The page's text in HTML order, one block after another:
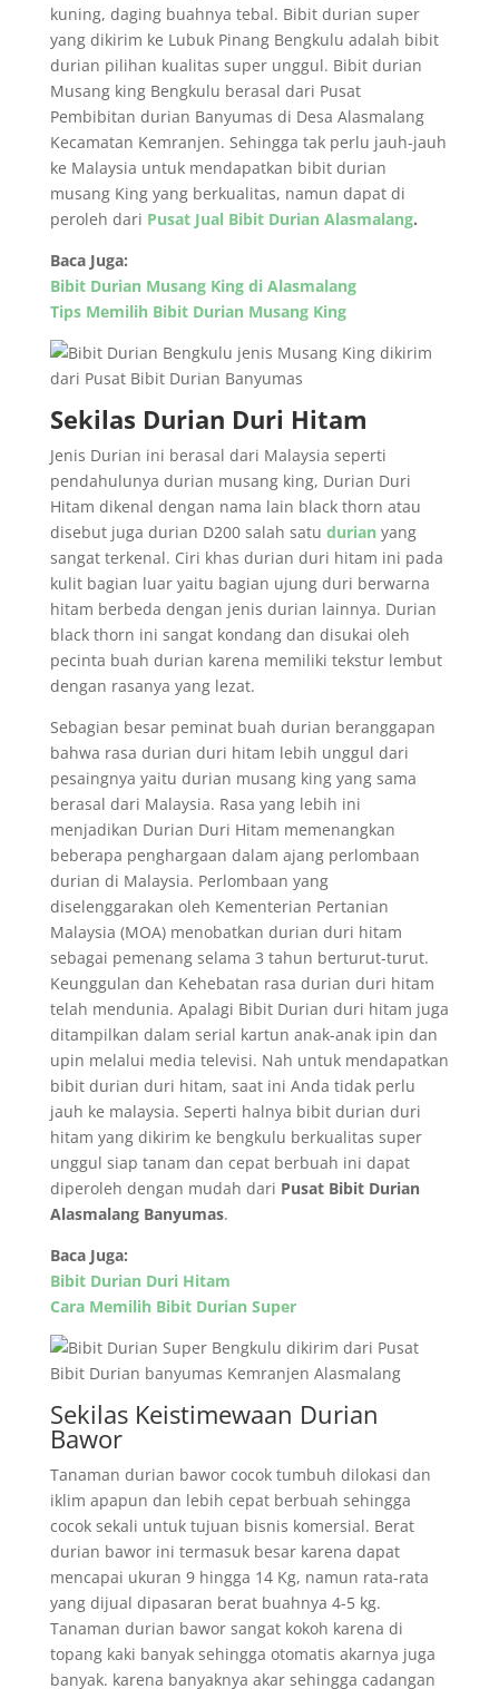
kuning, daging buahnya tebal. Bibit durian super
yang dikirim ke Lubuk Pinang Bengkulu adalah bibit
durian pilihan kualitas super unggul. Bibit durian
Musang king Bengkulu berasal dari Pusat
Pembibitan durian Banyumas di Desa Alasmalang
Kecamatan Kemranjen. Sehingga tak perlu jauh-jauh
ke Malaysia untuk mendapatkan bibit durian
musang King yang berkualitas, namun dapat di
peroleh dari Pusat Jual Bibit Durian Alasmalang.
Baca Juga:
Bibit Durian Musang King di Alasmalang
Tips Memilih Bibit Durian Musang King
Sekilas Durian Duri Hitam
Jenis Durian ini berasal dari Malaysia seperti
pendahulunya durian musang king, Durian Duri
Hitam dikenal dengan nama lain black thorn atau
disebut juga durian D200 salah satu durian yang
sangat terkenal. Ciri khas durian duri hitam ini pada
kulit bagian luar yaitu bagian ujung duri berwarna
hitam berbeda dengan jenis durian lainnya. Durian
black thorn ini sangat kondang dan disukai oleh
pecinta buah durian karena memiliki tekstur lembut
dengan rasanya yang lezat.
Sebagian besar peminat buah durian beranggapan
bahwa rasa durian duri hitam lebih unggul dari
pesaingnya yaitu durian musang king yang sama
berasal dari Malaysia. Rasa yang lebih ini
menjadikan Durian Duri Hitam memenangkan
beberapa penghargaan dalam ajang perlombaan
durian di Malaysia. Perlombaan yang
diselenggarakan oleh Kementerian Pertanian
Malaysia (MOA) menobatkan durian duri hitam
sebagai pemenang selama 3 tahun berturut-turut.
Keunggulan dan Kehebatan rasa durian duri hitam
telah mendunia. Apalagi Bibit Durian duri hitam juga
ditampilkan dalam serial kartun anak-anak ipin dan
upin melalui media televisi. Nah untuk mendapatkan
bibit durian duri hitam, saat ini Anda tidak perlu
jauh ke malaysia. Seperti halnya bibit durian duri
hitam yang dikirim ke bengkulu berkualitas super
unggul siap tanam dan cepat berbuah ini dapat
diperoleh dengan mudah dari Pusat Bibit Durian
Alasmalang Banyumas.
Baca Juga:
Bibit Durian Duri Hitam
Cara Memilih Bibit Durian Super
Sekilas Keistimewaan Durian
Bawor
Tanaman durian bawor cocok tumbuh dilokasi dan
iklim apapun dan lebih cepat berbuah sehingga
cocok sekali untuk tujuan bisnis komersial. Berat
durian bawor ini termasuk besar karena dapat
mencapai ukuran 9 hingga 14 Kg, namun rata-rata
yang dijual dipasaran berat buahnya 4-5 kg.
Tanaman durian bawor sangat kokoh karena di
topang kaki banyak sehingga otomatis akarnya juga
banyak. karena banyaknya akar sehingga cadangan